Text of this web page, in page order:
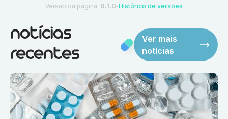
Versão da página: 0.1.0 ●Histórico de versões
notícias
recentes
Ver mais
notícias